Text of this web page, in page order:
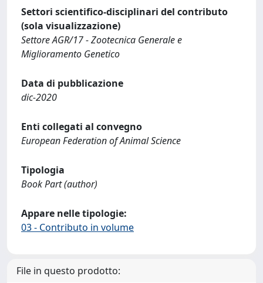
Settori scientifico-disciplinari del contributo
(sola visualizzazione)
Settore AGR/17 - Zootecnica Generale e
Miglioramento Genetico
Data di pubblicazione
dic-2020
Enti collegati al convegno
European Federation of Animal Science
Tipologia
Book Part (author)
Appare nelle tipologie:
03 - Contributo in volume
File in questo prodotto: